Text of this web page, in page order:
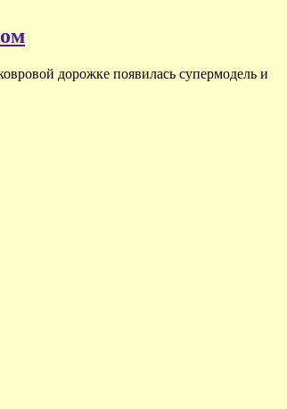
дорожке появилась супермодель и